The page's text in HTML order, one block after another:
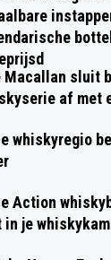
Macallan sluit
af met
whiskyregio
Action
in je